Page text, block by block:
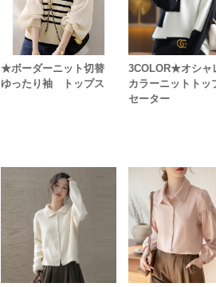
★ボーダーニット切替
ゆったり袖 トップス
3COLOR★オシャ
カラーニットト
セーター